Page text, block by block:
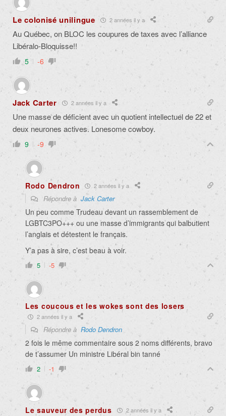
Le colonisé unilingue 2 années il y a
Au Québec, on BLOC les coupures de taxes avec l’alliance
Libéralo-Bloquisse!!
5 -6
Jack Carter 2 années il y a
Une masse de déficient avec un quotient intellectuel de 22 et
deux neurones actives. Lonesome cowboy.
9 -9
Rodo Dendron 2 années il y a
Répondre à Jack Carter
Un peu comme Trudeau devant un rassemblement de
LGBTC3PO+++ ou une masse d’immigrants qui balbutient
l’anglais et détestent le français.
Y’a pas à sire, c’est beau à voir.
5 -5
Les coucous et les wokes sont des losers
2 années il y a
Répondre à Rodo Dendron
2 fois le même commentaire sous 2 noms différents, bravo
de t’assumer Un ministre Libéral bin tanné
2 -1
Le sauveur des perdus 2 années il y a